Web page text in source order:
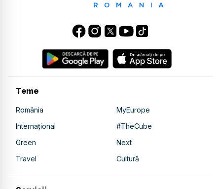
Teme
România
MyEurope
Internațional
#TheCube
Green
Next
Travel
Cultură